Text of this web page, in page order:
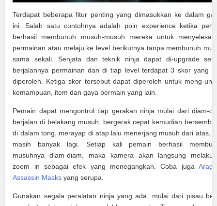
Terdapat beberapa fitur penting yang dimasukkan ke dalam
ini. Salah satu contohnya adalah poin experience ketika
berhasil membunuh musuh-musuh mereka untuk
permainan atau melaju ke level berikutnya tanpa membunuh
sama sekali. Senjata dan teknik ninja dapat di-upgrade
berjalannya permainan dan di tiap level terdapat 3 skor yang
diperoleh. Ketiga skor tersebut dapat diperoleh untuk meng-
kemampuan, item dan gaya bermain yang lain.
Pemain dapat mengontrol tiap gerakan ninja mulai dari diam-
berjalan di belakang musuh, bergerak cepat kemudian
di dalam tong, merayap di atap lalu menerjang musuh dari atas,
masih banyak lagi. Setiap kali pemain berhasil
musuhnya diam-diam, maka kamera akan langsung
zoom in sebagai efek yang menegangkan. Coba juga
Assassin Masks yang serupa.
Gunakan segala peralatan ninja yang ada, mulai dari pisau